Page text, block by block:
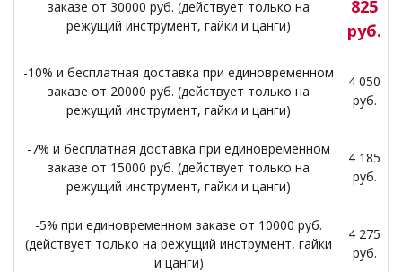
заказе от 30000 руб. (действует только на
режущий инструмент, гайки и цанги)
825
руб.
-10% и бесплатная доставка при единовременном
заказе от 20000 руб. (действует только на
режущий инструмент, гайки и цанги)
4 050
руб.
-7% и бесплатная доставка при единовременном
заказе от 15000 руб. (действует только на
режущий инструмент, гайки и цанги)
4 185
руб.
-5% при единовременном заказе от 10000 руб.
(действует только на режущий инструмент, гайки
и цанги)
4 275
руб.